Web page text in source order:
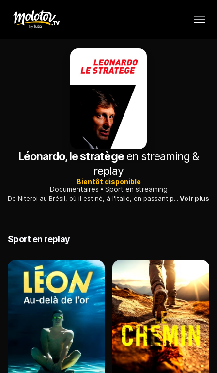
Léonardo, le stratègeen streaming &
replay
Bientôt disponible
Documentaires
Sport en streaming
De Niteroi au Brésil, où il est né, à l'Italie, en passant par le Japon, sur les traces de Léonardo, le directeur sportif du Paris-SG. Voir plus
Sport en replay